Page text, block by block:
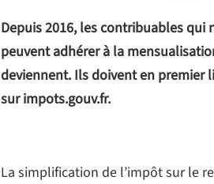
Depuis 2016, les contribuables qui
peuvent adhérer à la
deviennent. Ils doivent en premier
sur impots.gouv.fr.
La simplification de l’impôt sur le